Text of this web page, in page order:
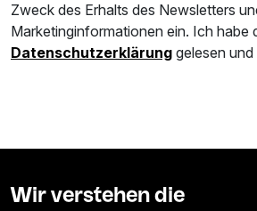
Zweck des Erhalts des Newsletters
Marketinginformationen ein. Ich habe
Datenschutzerklärung gelesen
Wir verstehen die